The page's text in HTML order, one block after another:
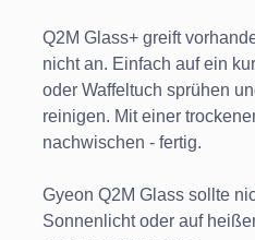
Q2M Glass+ greift
nicht an. Einfach auf ein
oder Waffeltuch sprühen
reinigen. Mit einer
nachwischen - fertig.
Gyeon Q2M Glass sollte
Sonnenlicht oder auf